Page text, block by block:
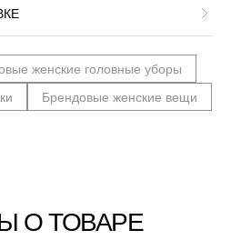
женские головные уборы
Брендовые женские вещи
О ТОВАРЕ